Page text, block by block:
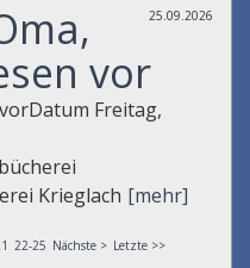
25.09.2026
vor
Freitag,
Krieglach [mehr]
22-25 Nächste > Letzte >>